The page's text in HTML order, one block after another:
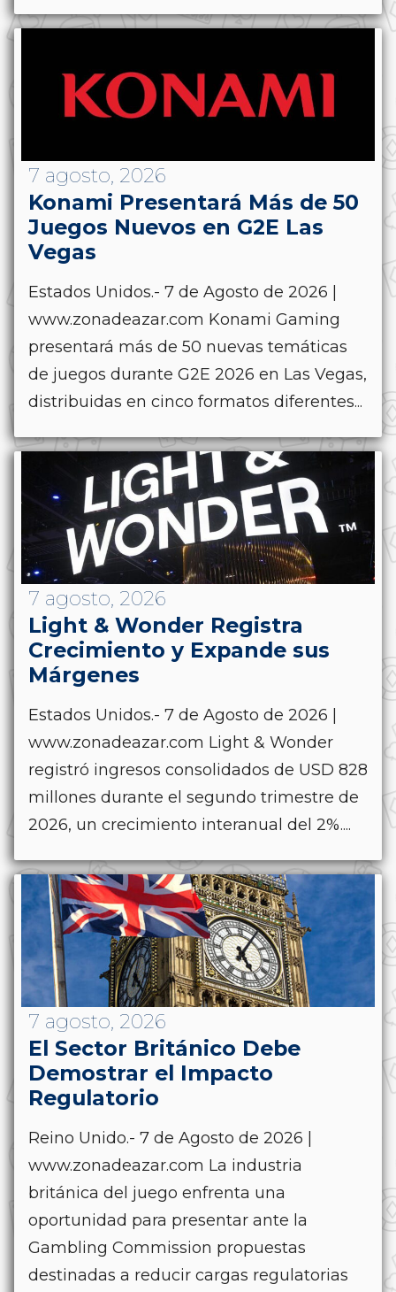
7 agosto, 2026
Konami Presentará Más de 50
Juegos Nuevos en G2E Las
Vegas
Estados Unidos.- 7 de Agosto de 2026 |
www.zonadeazar.com Konami Gaming
presentará más de 50 nuevas temáticas
de juegos durante G2E 2026 en Las Vegas,
distribuidas en cinco formatos diferentes...
7 agosto, 2026
Light & Wonder Registra
Crecimiento y Expande sus
Márgenes
Estados Unidos.- 7 de Agosto de 2026 |
www.zonadeazar.com Light & Wonder
registró ingresos consolidados de USD 828
millones durante el segundo trimestre de
2026, un crecimiento interanual del 2%....
7 agosto, 2026
El Sector Británico Debe
Demostrar el Impacto
Regulatorio
Reino Unido.- 7 de Agosto de 2026 |
www.zonadeazar.com La industria
británica del juego enfrenta una
oportunidad para presentar ante la
Gambling Commission propuestas
destinadas a reducir cargas regulatorias